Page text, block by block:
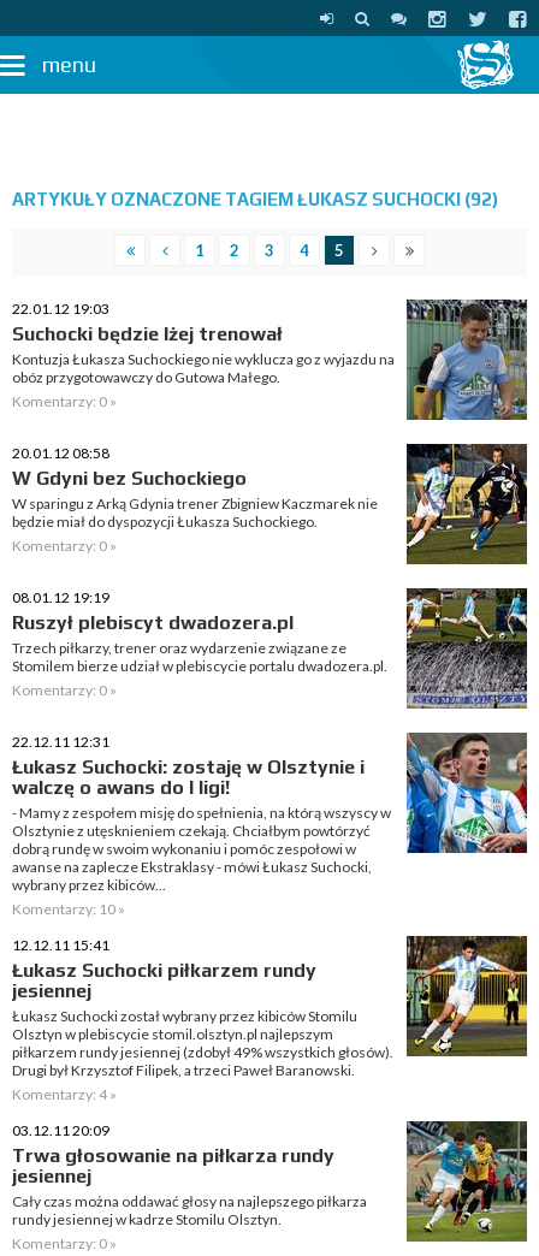
menu
ARTYKUŁY OZNACZONE TAGIEM ŁUKASZ SUCHOCKI (92)
1 2 3 4 5
22.01.12 19:03
Suchocki będzie lżej trenował
Kontuzja Łukasza Suchockiego nie wyklucza go z wyjazdu na
obóz przygotowawczy do Gutowa Małego.
Komentarzy: 0 »
20.01.12 08:58
W Gdyni bez Suchockiego
W sparingu z Arką Gdynia trener Zbigniew Kaczmarek nie
będzie miał do dyspozycji Łukasza Suchockiego.
Komentarzy: 0 »
08.01.12 19:19
Ruszył plebiscyt dwadozera.pl
Trzech piłkarzy, trener oraz wydarzenie związane ze
Stomilem bierze udział w plebiscycie portalu dwadozera.pl.
Komentarzy: 0 »
22.12.11 12:31
Łukasz Suchocki: zostaję w Olsztynie i
walczę o awans do I ligi!
- Mamy z zespołem misję do spełnienia, na którą wszyscy w
Olsztynie z utęsknieniem czekają. Chciałbym powtórzyć
dobrą rundę w swoim wykonaniu i pomóc zespołowi w
awanse na zaplecze Ekstraklasy - mówi Łukasz Suchocki,
wybrany przez kibiców...
Komentarzy: 10 »
12.12.11 15:41
Łukasz Suchocki piłkarzem rundy
jesiennej
Łukasz Suchocki został wybrany przez kibiców Stomilu
Olsztyn w plebiscycie stomil.olsztyn.pl najlepszym
piłkarzem rundy jesiennej (zdobył 49% wszystkich głosów).
Drugi był Krzysztof Filipek, a trzeci Paweł Baranowski.
Komentarzy: 4 »
03.12.11 20:09
Trwa głosowanie na piłkarza rundy
jesiennej
Cały czas można oddawać głosy na najlepszego piłkarza
rundy jesiennej w kadrze Stomilu Olsztyn.
Komentarzy: 0 »